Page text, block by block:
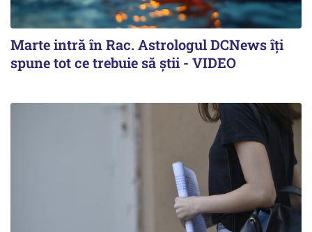
Marte intră în Rac. Astrologul DCNews îți
spune tot ce trebuie să știi - VIDEO